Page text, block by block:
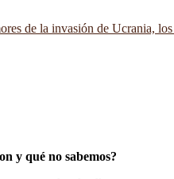
y qué no sabemos?